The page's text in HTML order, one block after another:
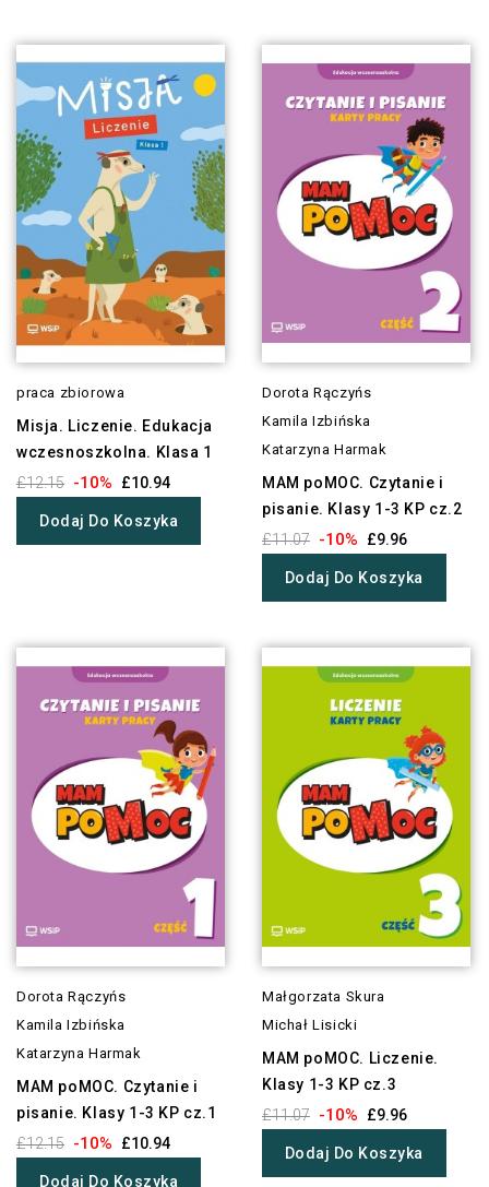
praca zbiorowa
Misja. Liczenie. Edukacja
wczesnoszkolna. Klasa 1
£12.15 -10% £10.94
Dodaj Do Koszyka
Dorota Rączyńs
Kamila Izbińska
Katarzyna Harmak
MAM poMOC. Czytanie i
pisanie. Klasy 1-3 KP cz.2
£11.07 -10% £9.96
Dodaj Do Koszyka
Dorota Rączyńs
Kamila Izbińska
Katarzyna Harmak
MAM poMOC. Czytanie i
pisanie. Klasy 1-3 KP cz.1
£12.15 -10% £10.94
Dodaj Do Koszyka
Małgorzata Skura
Michał Lisicki
MAM poMOC. Liczenie.
Klasy 1-3 KP cz.3
£11.07 -10% £9.96
Dodaj Do Koszyka